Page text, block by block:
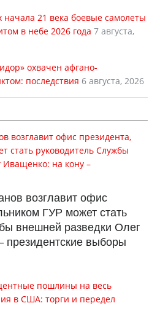
21 века боевые самолеты
в небе 2026 года 7 августа,
охвачен афгано-
последствия 6 августа, 2026
возглавит офис
ГУР может стать
внешней разведки Олег
президентские выборы